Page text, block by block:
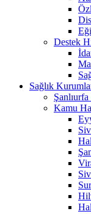
Destek
Sağlık
Kamu